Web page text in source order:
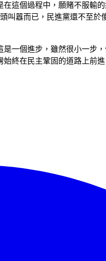
這個過程中，願賭不服輸
囂而已，民進黨還不至
一個進步，雖然很小一步
終在民主鞏固的道路上前